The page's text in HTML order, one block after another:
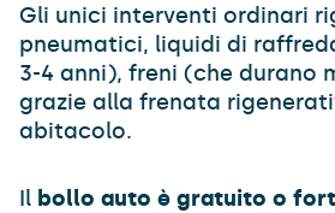
Gli unici interventi ordinari
pneumatici, liquidi di
3-4 anni), freni (che durano
grazie alla frenata
abitacolo.
Il bollo auto è gratuito o